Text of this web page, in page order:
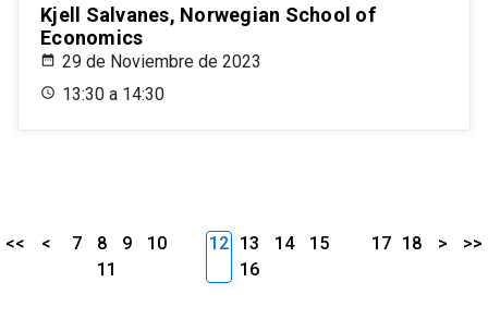
Kjell Salvanes, Norwegian School of
Economics
29 de Noviembre de 2023
13:30 a 14:30
<< < 7 8 9
10
11
12 13 14
15
16
17 18 > >>